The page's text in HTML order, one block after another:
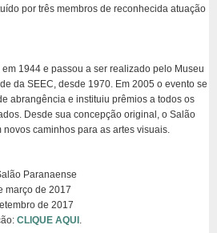
por três membros de reconhecida atuação
1944 e passou a ser realizado pelo Museu
da SEEC, desde 1970. Em 2005 o evento se
abrangência e instituiu prêmios a todos os
Desde sua concepção original, o Salão
caminhos para as artes visuais.
Paranaense
março de 2017
de 2017
CLIQUE AQUI .